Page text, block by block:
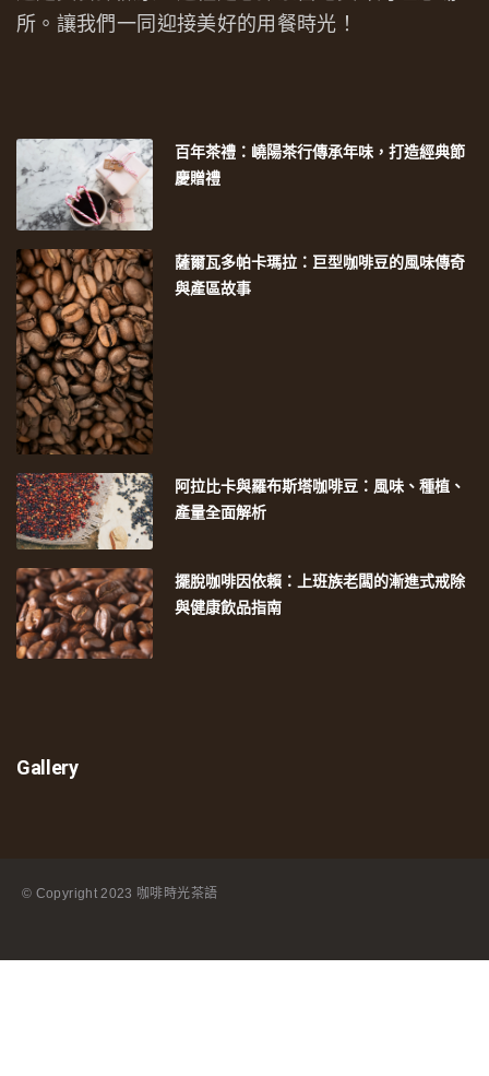
所。讓我們一同迎接美好的用餐時光！
百年茶禮：嶢陽茶行傳承年味，打造經典節
慶贈禮
薩爾瓦多帕卡瑪拉：巨型咖啡豆的風味傳奇
與產區故事
阿拉比卡與羅布斯塔咖啡豆：風味、種植、
產量全面解析
擺脫咖啡因依賴：上班族老闆的漸進式戒除
與健康飲品指南
Gallery
© Copyright2023 咖啡時光茶語